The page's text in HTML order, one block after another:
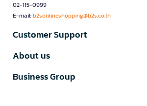
02-115-0999
E-mail:b2sonlineshopping@b2s.co.th
Customer Support
About us
Business Group